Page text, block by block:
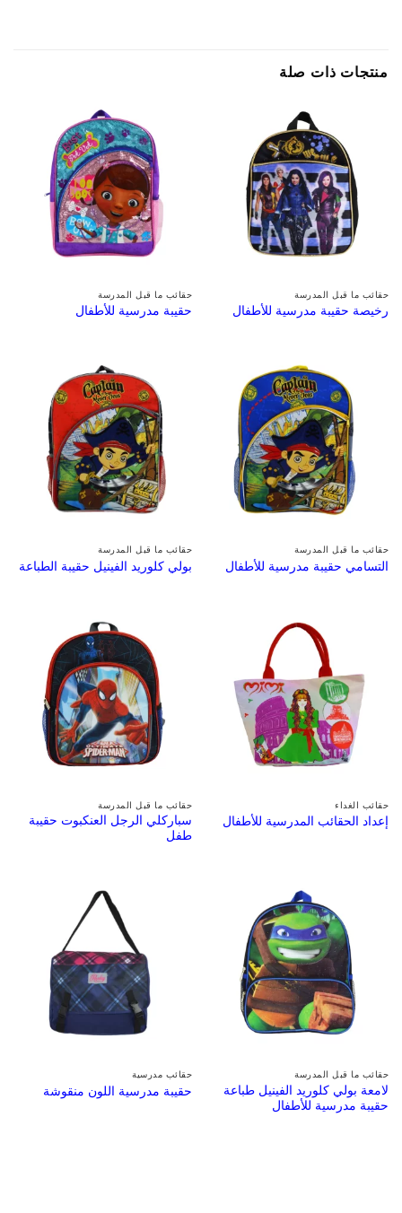
منتجات ذات صلة
حقائب ما قبل المدرسة
رخيصة حقيبة مدرسية للأطفال
حقائب ما قبل المدرسة
حقيبة مدرسية للأطفال
حقائب ما قبل المدرسة
التسامي حقيبة مدرسية للأطفال
حقائب ما قبل المدرسة
بولي كلوريد الفينيل حقيبة الطباعة
حقائب الغداء
إعداد الحقائب المدرسية للأطفال
حقائب ما قبل المدرسة
سباركلي الرجل العنكبوت حقيبة
طفل
حقائب ما قبل المدرسة
لامعة بولي كلوريد الفينيل طباعة
حقيبة مدرسية للأطفال
حقائب مدرسية
حقيبة مدرسية اللون منقوشة